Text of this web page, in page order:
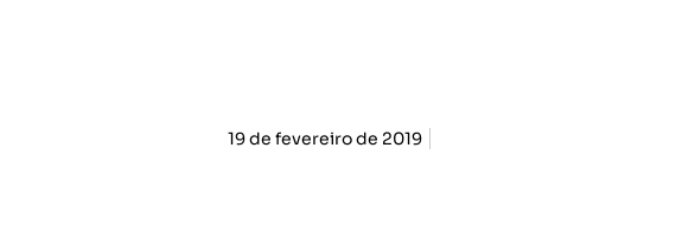
19 de fevereiro de 2019